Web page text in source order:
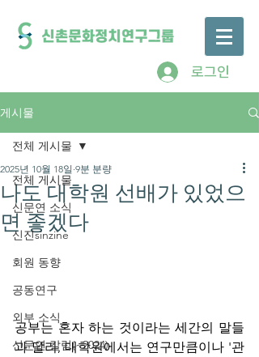
로그인
게시물
전체 게시물
신문연 소식
신진sinzine
회원 동향
공동연구
외부 소식
신문연 칼럼(~2024)
전체 게시물
나도 대학원 선배가 있었으
면 좋겠다
2025년 10월 18일 9분 분량
공부는 혼자 하는 것이라는 세간의 말들
과 달리, 대학원에서는 연구만큼이나 '관